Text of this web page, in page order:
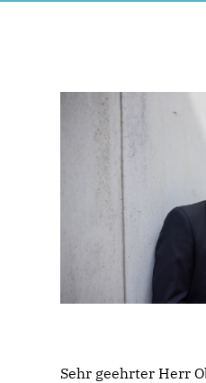
Sehr geehrter Herr